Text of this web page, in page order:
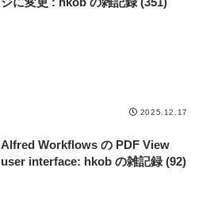
2025.12.17
Alfred Workflows の PDF View
user interface: hkob の雑記録 (92)